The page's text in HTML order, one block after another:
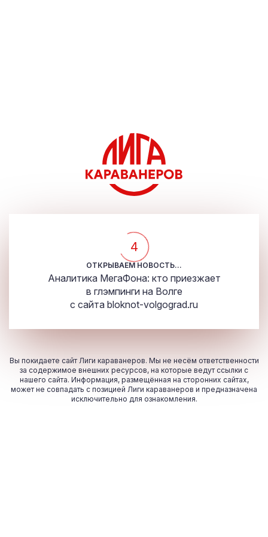
4
ОТКРЫВАЕМ НОВОСТЬ...
Аналитика МегаФона: кто приезжает
в глэмпинги на Волге
с сайта bloknot-volgograd.ru
Вы покидаете сайт Лиги караванеров. Мы не несём ответственности
за содержимое внешних ресурсов, на которые ведут ссылки с
нашего сайта. Информация, размещённая на сторонних сайтах,
может не совпадать с позицией Лиги караванеров и предназначена
исключительно для ознакомления.